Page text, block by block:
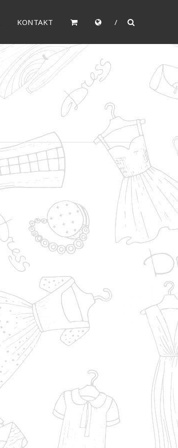
KONTAKT